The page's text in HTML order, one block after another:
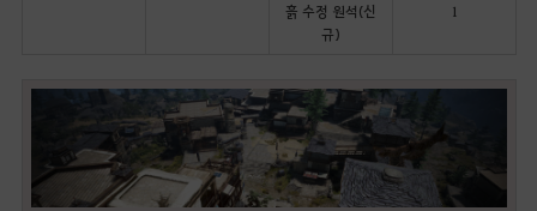
흙 수정 원석(신
규)
1